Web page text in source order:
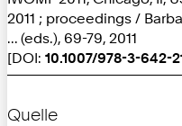
2011 ; proceedings /
... (eds.), 69-79, 2011
[DOI: 10.1007/978-3-642-
Quelle